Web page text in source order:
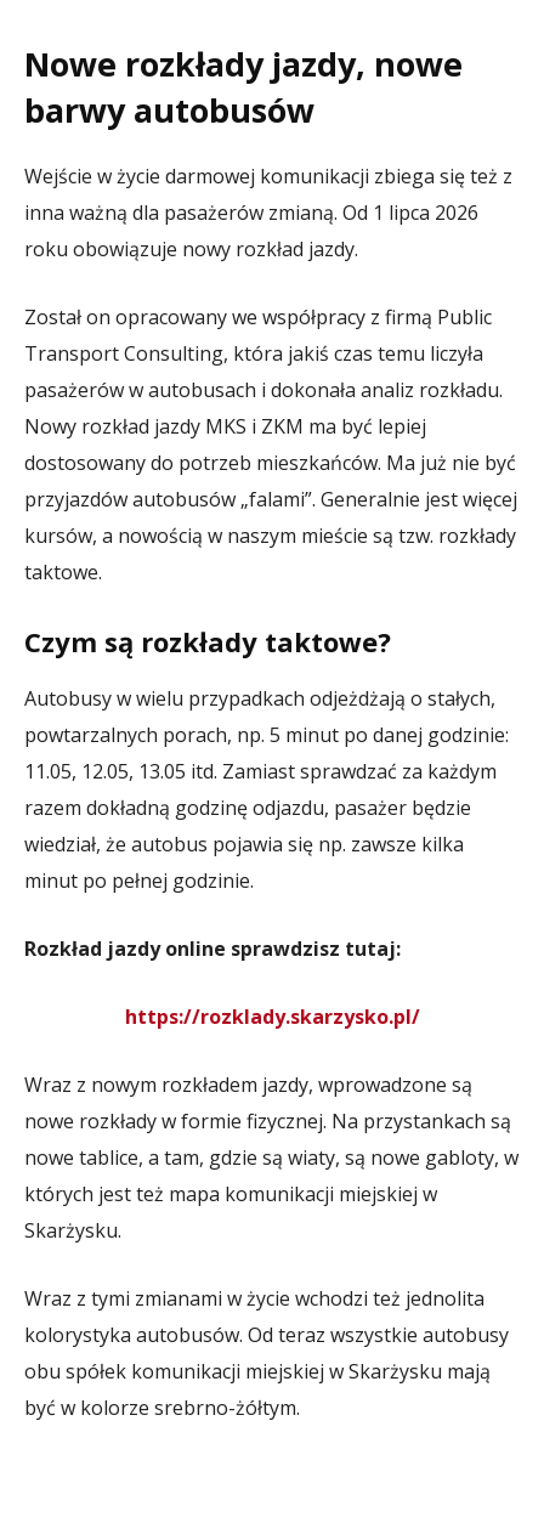
Nowe rozkłady jazdy, nowe
barwy autobusów
Wejście w życie darmowej komunikacji zbiega się też z
inna ważną dla pasażerów zmianą. Od 1 lipca 2026
roku obowiązuje nowy rozkład jazdy.
Został on opracowany we współpracy z firmą Public
Transport Consulting, która jakiś czas temu liczyła
pasażerów w autobusach i dokonała analiz rozkładu.
Nowy rozkład jazdy MKS i ZKM ma być lepiej
dostosowany do potrzeb mieszkańców. Ma już nie być
przyjazdów autobusów „falami”. Generalnie jest więcej
kursów, a nowością w naszym mieście są tzw. rozkłady
taktowe.
Czym są rozkłady taktowe?
Autobusy w wielu przypadkach odjeżdżają o stałych,
powtarzalnych porach, np. 5 minut po danej godzinie:
11.05, 12.05, 13.05 itd. Zamiast sprawdzać za każdym
razem dokładną godzinę odjazdu, pasażer będzie
wiedział, że autobus pojawia się np. zawsze kilka
minut po pełnej godzinie.
Rozkład jazdy online sprawdzisz tutaj:
https://rozklady.skarzysko.pl/
Wraz z nowym rozkładem jazdy, wprowadzone są
nowe rozkłady w formie fizycznej. Na przystankach są
nowe tablice, a tam, gdzie są wiaty, są nowe gabloty, w
których jest też mapa komunikacji miejskiej w
Skarżysku.
Wraz z tymi zmianami w życie wchodzi też jednolita
kolorystyka autobusów. Od teraz wszystkie autobusy
obu spółek komunikacji miejskiej w Skarżysku mają
być w kolorze srebrno-żółtym.